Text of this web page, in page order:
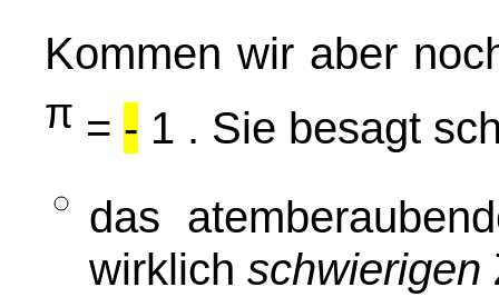
Kommen wir aber
π = - 1 . Sie besagt
das
wirklich schwierigen